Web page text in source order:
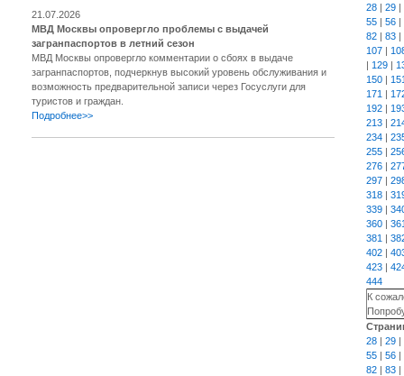
21.07.2026
МВД Москвы опровергло проблемы с выдачей
загранпаспортов в летний сезон
МВД Москвы опровергло комментарии о сбоях в выдаче
загранпаспортов, подчеркнув высокий уровень обслуживания и
возможность предварительной записи через Госуслуги для
туристов и граждан.
Подробнее>>
28 | 29 |
55 | 56 |
82 | 83 |
107 |
| 129 |
150 |
171 |
192 |
213 |
234 |
255 |
276 |
297 |
318 |
339 |
360 |
381 |
402 |
423 |
444
К
28 | 29 |
55 | 56 |
82 | 83 |